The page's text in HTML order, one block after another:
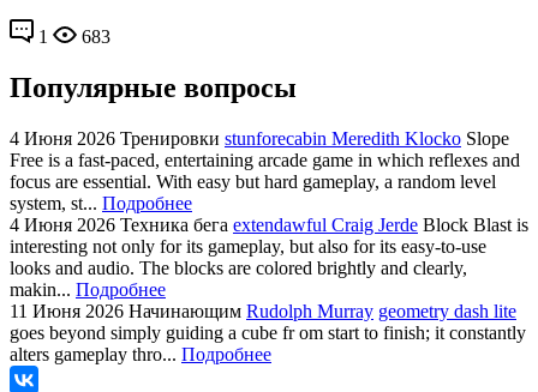
1 683
Популярные вопросы
4 Июня 2026 Тренировки stunforecabin Meredith Klocko Slope
Free is a fast-paced, entertaining arcade game in which reflexes and
focus are essential. With easy but hard gameplay, a random level
system, st... Подробнее
4 Июня 2026 Техника бега extendawful Craig Jerde Block Blast is
interesting not only for its gameplay, but also for its easy-to-use
looks and audio. The blocks are colored brightly and clearly,
makin... Подробнее
11 Июня 2026 Начинающим Rudolph Murray geometry dash lite
goes beyond simply guiding a cube fr om start to finish; it constantly
alters gameplay thro... Подробнее